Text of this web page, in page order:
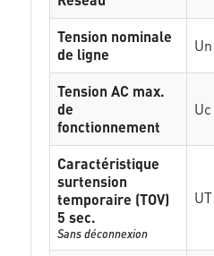
Tension nominale
de ligne
Un
Tension AC max.
de
fonctionnement
Uc
Caractéristique
surtension
temporaire (TOV)
5 sec.
Sans déconnexion
UT